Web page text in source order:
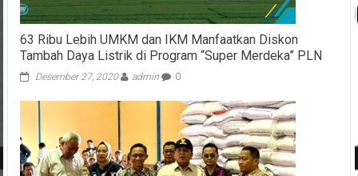
63 Ribu Lebih UMKM dan IKM Manfaatkan Diskon
Tambah Daya Listrik di Program “Super Merdeka” PLN
Desember 27, 2020 admin 0